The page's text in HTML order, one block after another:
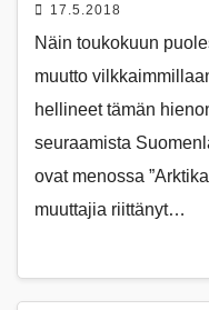
17.5.2018
Näin toukokuun
muutto
hellineet tämän
seuraamista
ovat menossa
muuttajia riittänyt…